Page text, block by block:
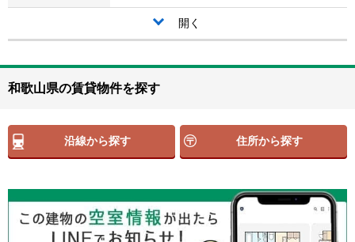
開く
和歌山県の賃貸物件を探す
沿線から探す 住所から探す